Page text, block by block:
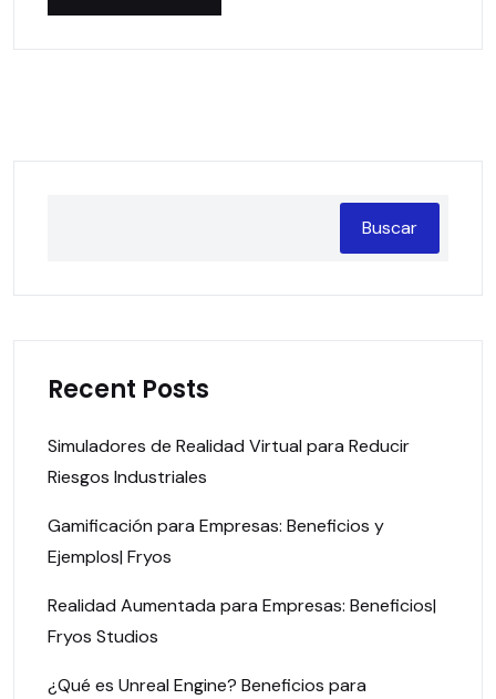
Buscar
Recent Posts
Simuladores de Realidad Virtual para Reducir
Riesgos Industriales
Gamificación para Empresas: Beneficios y
Ejemplos| Fryos
Realidad Aumentada para Empresas: Beneficios|
Fryos Studios
¿Qué es Unreal Engine? Beneficios para